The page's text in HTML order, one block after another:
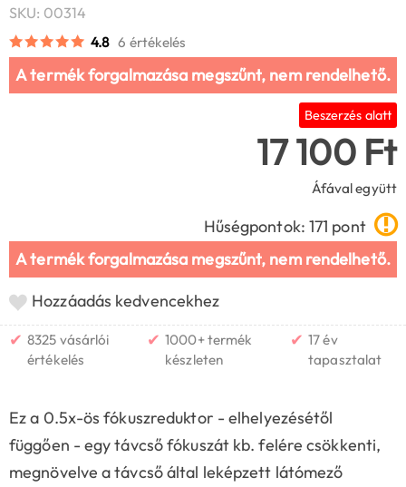
SKU: 00314
4.8 6 értékelés
A termék forgalmazása megszűnt, nem rendelhető.
Beszerzés alatt
17 100 Ft
Áfával együtt
Hűségpontok: 171 pont
A termék forgalmazása megszűnt, nem rendelhető.
Hozzáadás kedvencekhez
✔ 8325 vásárlói
értékelés
✔ 1000+ termék
készleten
✔ 17 év
tapasztalat
Ez a 0.5x-ös fókuszreduktor - elhelyezésétől
függően - egy távcső fókuszát kb. felére csökkenti,
megnövelve a távcső által leképzett látómező